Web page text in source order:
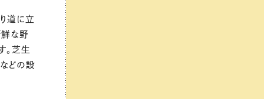
道に立
鮮な野
。芝生
などの設